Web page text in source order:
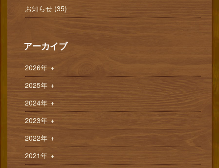
お知らせ (35)
アーカイブ
2026年 ＋
2025年 ＋
2024年＋
2023年 ＋
2022年 ＋
2021年 ＋